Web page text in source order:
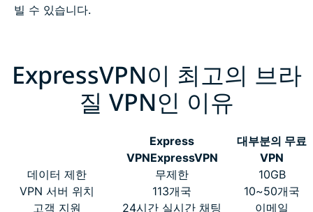
빌 수 있습니다.
ExpressVPN이 최고의 브라
질 VPN인 이유
Express
VPNExpressVPN
대부분의 무료
VPN
데이터 제한
무제한
10GB
VPN 서버 위치
113개국
10~50개국
고객 지원
24시간 실시간 채팅 이메일